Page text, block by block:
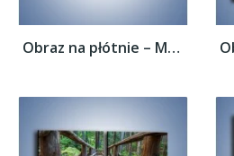
Obraz na płótnie – Mostek z drewnianych...